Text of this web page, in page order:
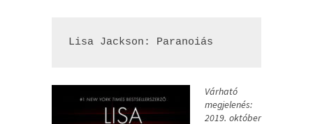
Lisa Jackson: Paranoiás
Várható
megjelenés:
2019. október